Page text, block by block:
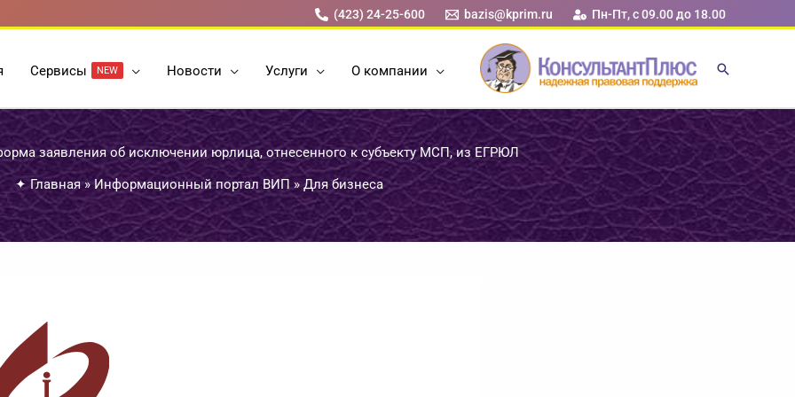
(423) 24-25-600 bazis@kprim.ru Пн-Пт, с 09.00 до 18.00
Cервисы NEW Новости Услуги О компании
заявления об исключении юрлица, отнесенного к субъекту МСП, из ЕГРЮЛ
✦ Главная»Информационный портал ВИП» Для бизнеса